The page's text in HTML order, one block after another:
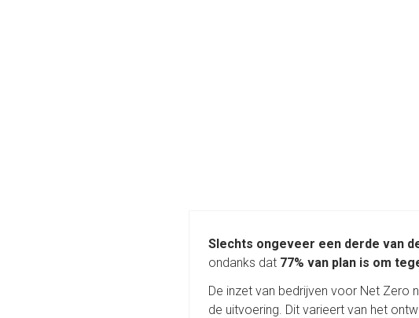
Slechts ongeveer een derde van
ondanks dat 77% van plan is om
De inzet van bedrijven voor Net Zero
de uitvoering. Dit varieert van het